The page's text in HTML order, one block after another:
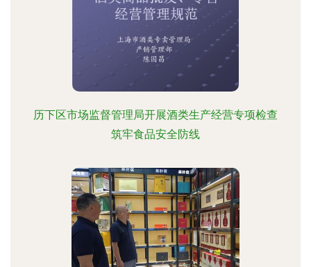
历下区市场监督管理局开展酒类生产经营专项检查
筑牢食品安全防线